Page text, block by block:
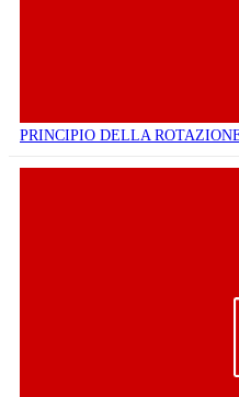
PRINCIPIO DELLA